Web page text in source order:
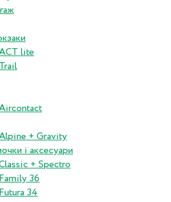
lite
+ Gravity
і аксесуари
+ Spectro
36
34